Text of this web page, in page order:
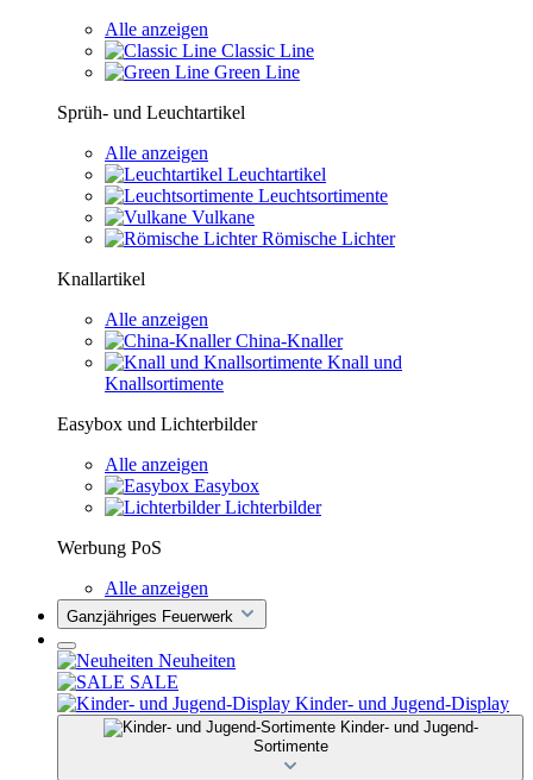
Alle anzeigen
Classic Line
Green Line
Sprüh- und Leuchtartikel
Alle anzeigen
Leuchtartikel
Leuchtsortimente
Vulkane
Römische Lichter
Knallartikel
Alle anzeigen
China-Knaller
Knall und
Knallsortimente
Easybox und Lichterbilder
Alle anzeigen
Easybox
Lichterbilder
Werbung PoS
Alle anzeigen
Ganzjähriges Feuerwerk
Neuheiten
SALE
Kinder- und Jugend-Display
Kinder- und Jugend-
Sortimente